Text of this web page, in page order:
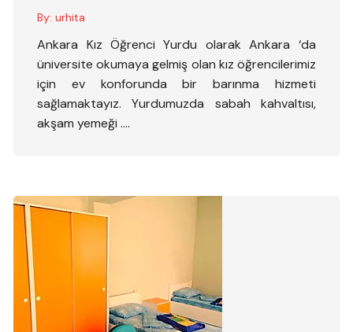
By: urhita
Ankara Kız Öğrenci Yurdu olarak Ankara ‘da
üniversite okumaya gelmiş olan kız öğrencilerimiz
için ev konforunda bir barınma hizmeti
sağlamaktayız. Yurdumuzda sabah kahvaltısı,
akşam yemeği ….